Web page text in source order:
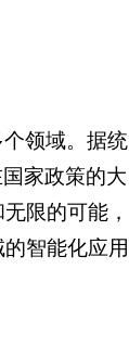
领域。据统
家政策的大
限的可能，
智能化应用